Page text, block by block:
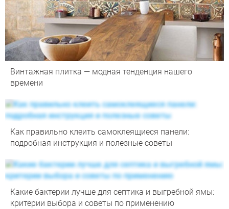
Винтажная плитка — модная тенденция нашего
времени
Как правильно клеить самоклеящиеся панели:
подробная инструкция и полезные советы
Какие бактерии лучше для септика и выгребной ямы:
критерии выбора и советы по применению